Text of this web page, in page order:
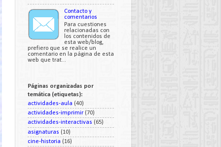
Contacto y
comentarios
Para cuestiones
relacionadas con
los contenidos de
esta web/blog,
prefiero que se realice un
comentario en la página de esta
web que trat...
Páginas organizadas por
temática (etiquetas):
actividades-aula (40)
actividades-imprimir (70)
actividades-interactivas (65)
asignaturas (10)
cine-historia (16)